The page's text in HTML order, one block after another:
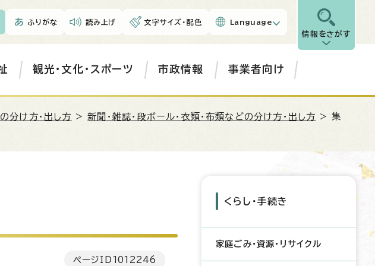
ふりがな 読み上げ 文字サイズ・配色 Language
情報をさがす
観光・文化・スポーツ 市政情報 事業者向け
分け方・出し方 >新聞・雑誌・段ボール・衣類・布類などの分け方・出し方 > 集
ページID 1012246
くらし・手続き
家庭ごみ・資源・リサイクル